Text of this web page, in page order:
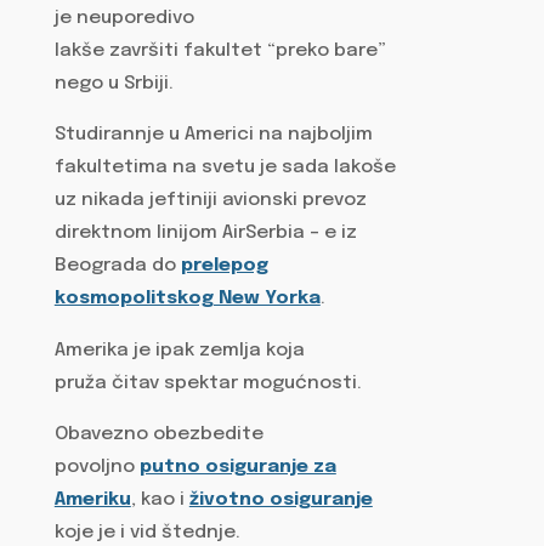
je neuporedivo
lakše završiti fakultet “preko bare”
nego u Srbiji.
Studirannje u Americi na najboljim
fakultetima na svetu je sada lakoše
uz nikada jeftiniji avionski prevoz
direktnom linijom AirSerbia – e iz
Beograda do prelepog
kosmopolitskog New Yorka.
Amerika je ipak zemlja koja
pruža čitav spektar mogućnosti.
Obavezno obezbedite
povoljno putno osiguranje za
Ameriku, kao i životno osiguranje
koje je i vid štednje.